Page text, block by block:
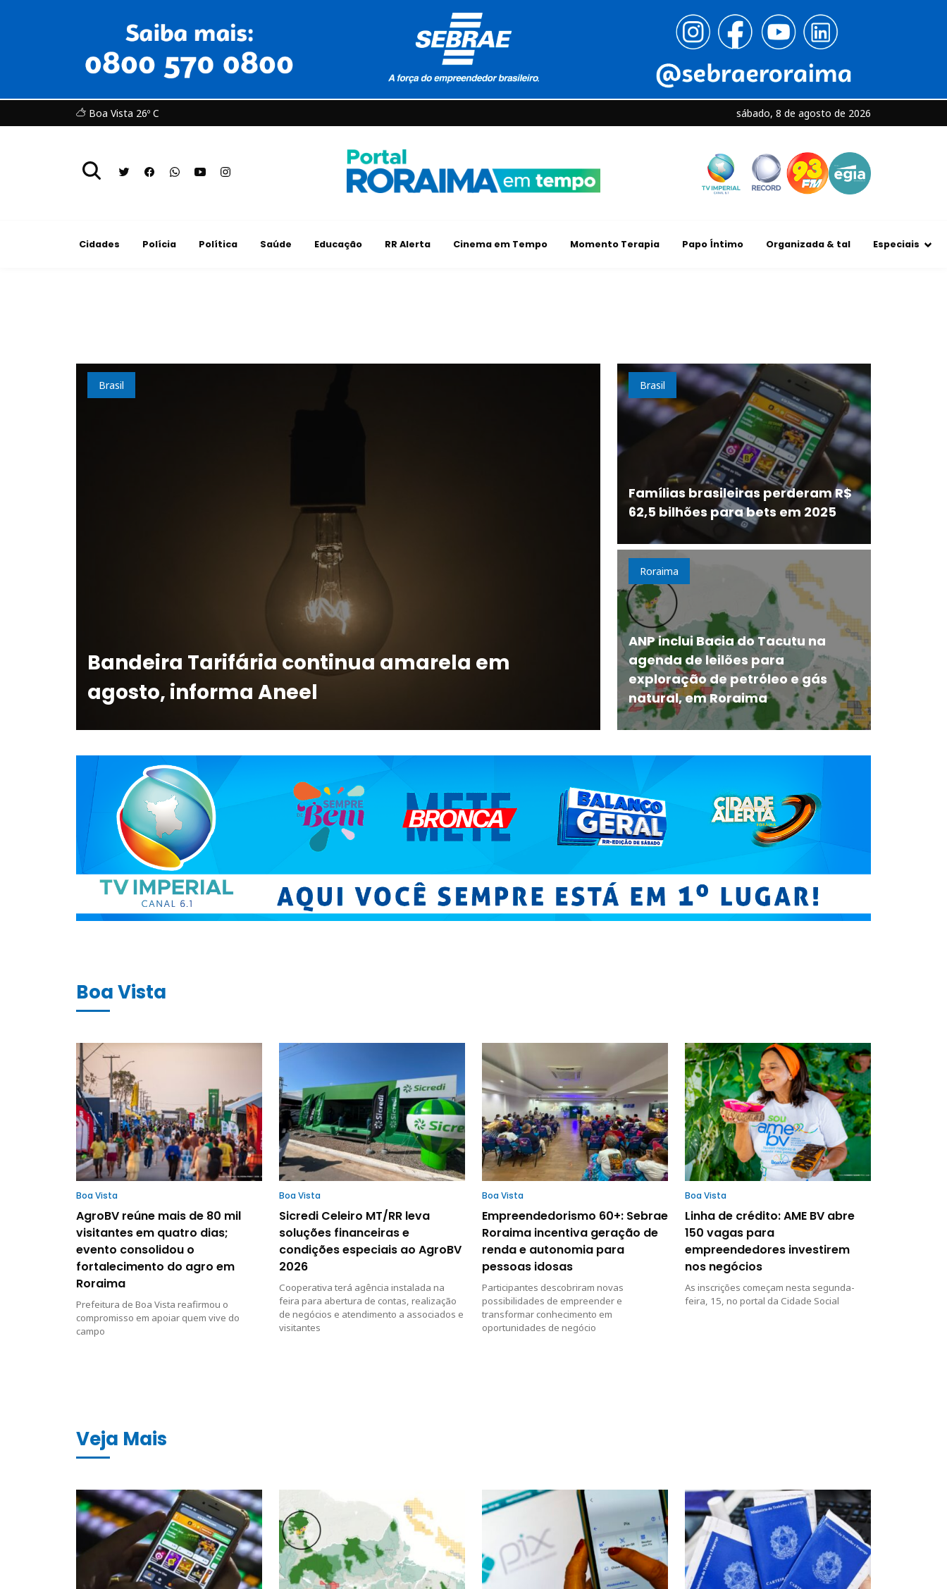
Boa Vista 26º C sábado, 8 de agosto de 2026
Cidades Polícia Política Saúde Educação RR Alerta Cinema em Tempo Momento Terapia Papo Íntimo Organizada & tal Especiais
Brasil
Bandeira Tarifária continua amarela em
agosto, informa Aneel
Brasil
Famílias brasileiras perderam R$
62,5 bilhões para bets em 2025
Roraima
ANP inclui Bacia do Tacutu na
agenda de leilões para
exploração de petróleo e gás
natural, em Roraima
Boa Vista
Boa Vista
AgroBV reúne mais de 80 mil
visitantes em quatro dias;
evento consolidou o
fortalecimento do agro em
Roraima
Prefeitura de Boa Vista reafirmou o
compromisso em apoiar quem vive do
campo
Boa Vista
Sicredi Celeiro MT/RR leva
soluções financeiras e
condições especiais ao AgroBV
2026
Cooperativa terá agência instalada na
feira para abertura de contas, realização
de negócios e atendimento a associados e
visitantes
Boa Vista
Empreendedorismo 60+: Sebrae
Roraima incentiva geração de
renda e autonomia para
pessoas idosas
Participantes descobriram novas
possibilidades de empreender e
transformar conhecimento em
oportunidades de negócio
Boa Vista
Linha de crédito: AME BV abre
150 vagas para
empreendedores investirem
nos negócios
As inscrições começam nesta segunda-
feira, 15, no portal da Cidade Social
Veja Mais